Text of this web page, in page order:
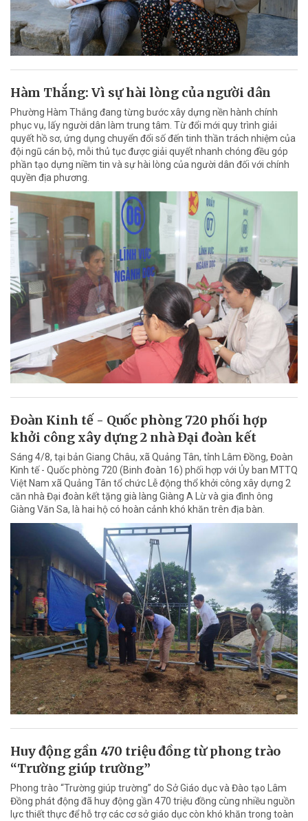
Hàm Thắng: Vì sự hài lòng của người dân
Phường Hàm Thắng đang từng bước xây dựng nền hành chính
phục vụ, lấy người dân làm trung tâm. Từ đổi mới quy trình giải
quyết hồ sơ, ứng dụng chuyển đổi số đến tinh thần trách nhiệm của
đội ngũ cán bộ, mỗi thủ tục được giải quyết nhanh chóng đều góp
phần tạo dựng niềm tin và sự hài lòng của người dân đối với chính
quyền địa phương.
Đoàn Kinh tế - Quốc phòng 720 phối hợp
khởi công xây dựng 2 nhà Đại đoàn kết
Sáng 4/8, tại bản Giang Châu, xã Quảng Tân, tỉnh Lâm Đồng, Đoàn
Kinh tế - Quốc phòng 720 (Binh đoàn 16) phối hợp với Ủy ban MTTQ
Việt Nam xã Quảng Tân tổ chức Lễ động thổ khởi công xây dựng 2
căn nhà Đại đoàn kết tặng già làng Giàng A Lừ và gia đình ông
Giàng Văn Sa, là hai hộ có hoàn cảnh khó khăn trên địa bàn.
Huy động gần 470 triệu đồng từ phong trào
“Trường giúp trường”
Phong trào “Trường giúp trường” do Sở Giáo dục và Đào tạo Lâm
Đồng phát động đã huy động gần 470 triệu đồng cùng nhiều nguồn
lực thiết thực để hỗ trợ các cơ sở giáo dục còn khó khăn trong toàn